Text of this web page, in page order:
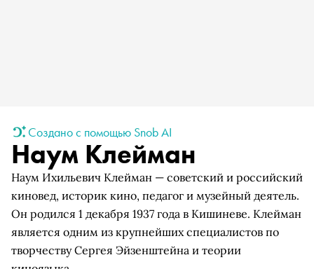
Создано с помощью Snob AI
Наум Клейман
Наум Ихильевич Клейман — советский и российский
киновед, историк кино, педагог и музейный деятель.
Он родился 1 декабря 1937 года в Кишиневе. Клейман
является одним из крупнейших специалистов по
творчеству Сергея Эйзенштейна и теории